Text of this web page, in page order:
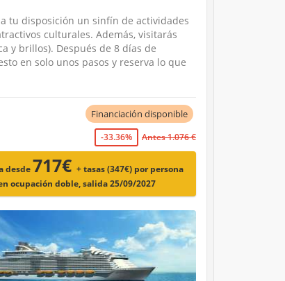
tu disposición un sinfín de actividades
culturales. Además, visitarás
y brillos). Después de 8 días de
en solo unos pasos y reserva lo que
Financiación disponible
-33.36% Antes 1.076 €
desde717€ + tasas (347€) por persona
ocupación doble, salida 25/09/2027